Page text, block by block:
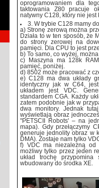
oprogramowaniem dla
taktowania Z80 pracuje
natywny C128, który nie jest
3. W trybie C128 mamy
a) Stronę zerową można
Działa to w ten sposób, że
do strony zerowej na
pamięci. Dla CPU to jest
b) To samo, co wyżej,
c) Maszyna ma 128k
pamięć, poniżej.
d) 8502 może pracować z
e) C128 ma dwa układy
identyczny jak w C64,
układem jest VDC.
standardem CGA. Każdy
zatem podobnie jak w
dwa monitory. Jednak
wyświetlają obraz
"PETSCII Robots' – na
mapa). Gdy przełączymy
generuje jednolity obraz w
DMA). Zostaje nam tylko
f) VDC ma niezależną od
możliwy tylko przez jeden
układ trochę przypomina
wbudowany do środka XE.